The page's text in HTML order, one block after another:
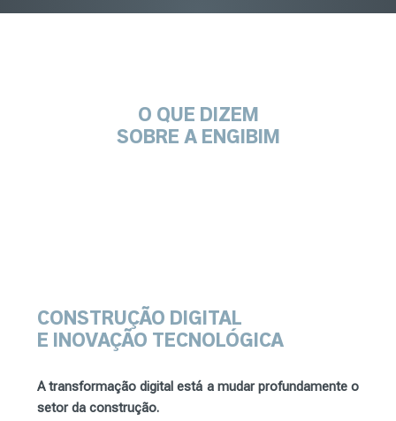
O QUE DIZEM
SOBRE A ENGIBIM
CONSTRUÇÃO DIGITAL
E INOVAÇÃO TECNOLÓGICA
A transformação digital está a mudar profundamente o
setor da construção.